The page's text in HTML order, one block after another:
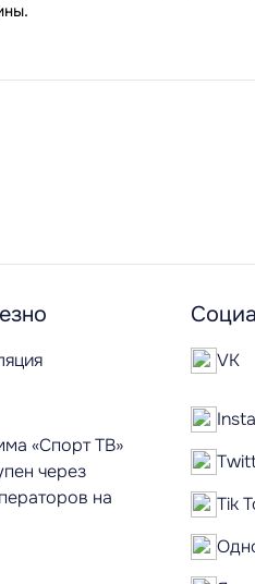
«Спорт ТВ»
через
на
VK
Tik